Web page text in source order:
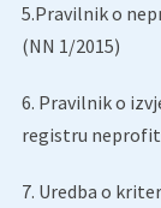
5.Pravilnik o
(NN 1/2015)
6. Pravilnik o
registru
7. Uredba o